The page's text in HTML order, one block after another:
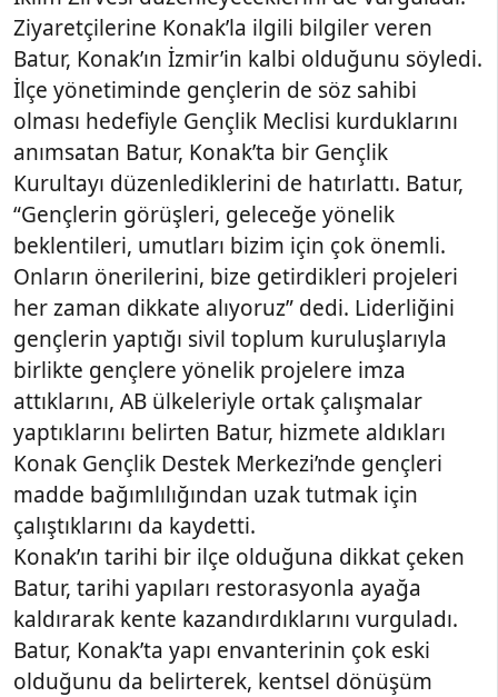
Ziyaretçilerine Konak’la ilgili bilgiler veren
Batur, Konak’ın İzmir’in kalbi olduğunu söyledi.
İlçe yönetiminde gençlerin de söz sahibi
olması hedefiyle Gençlik Meclisi kurduklarını
anımsatan Batur, Konak’ta bir Gençlik
Kurultayı düzenlediklerini de hatırlattı. Batur,
“Gençlerin görüşleri, geleceğe yönelik
beklentileri, umutları bizim için çok önemli.
Onların önerilerini, bize getirdikleri projeleri
her zaman dikkate alıyoruz” dedi. Liderliğini
gençlerin yaptığı sivil toplum kuruluşlarıyla
birlikte gençlere yönelik projelere imza
attıklarını, AB ülkeleriyle ortak çalışmalar
yaptıklarını belirten Batur, hizmete aldıkları
Konak Gençlik Destek Merkezi’nde gençleri
madde bağımlılığından uzak tutmak için
çalıştıklarını da kaydetti.
Konak’ın tarihi bir ilçe olduğuna dikkat çeken
Batur, tarihi yapıları restorasyonla ayağa
kaldırarak kente kazandırdıklarını vurguladı.
Batur, Konak’ta yapı envanterinin çok eski
olduğunu da belirterek, kentsel dönüşüm